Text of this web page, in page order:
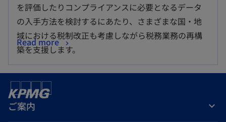
を評価したりコンプライアンスに必要となるデータ
の入手方法を検討するにあたり、さまざまな国・地
域における税制改正も考慮しながら税務業務の再構
築を支援します。
Read more
ご案内